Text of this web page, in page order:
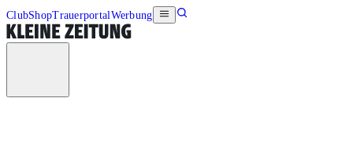
ClubShopTrauerportalWerbung